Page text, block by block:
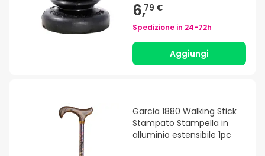
6,79 €
Spedizione in 24-72h
Aggiungi
Garcia 1880 Walking Stick
Stampato Stampella in
alluminio estensibile 1pc